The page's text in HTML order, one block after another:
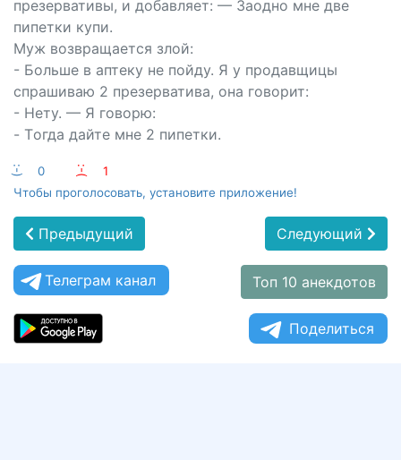
презервативы, и добавляет: — Заодно мне две
пипетки купи.
Mуж возвращается злой:
- Больше в аптеку не пойду. Я у продавщицы
спрашиваю 2 презерватива, она говорит:
- Нету. — Я говорю:
- Tогда дайте мне 2 пипетки.
:-) 0 :-(
1
Чтобы проголосовать, установите приложение!
Предыдущий Следующий
Телеграм канал Топ 10 анекдотов
Поделиться